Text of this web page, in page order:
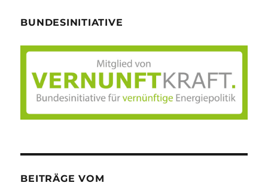
BUNDESINITIATIVE
BEITRÄGE VOM